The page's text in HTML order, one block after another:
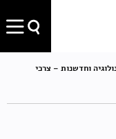
וחדשנות – צרכי